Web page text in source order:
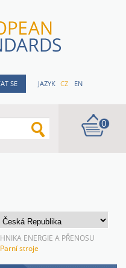
SE JAZYK CZ EN
0
ENERGIE A PŘENOSU
stroje